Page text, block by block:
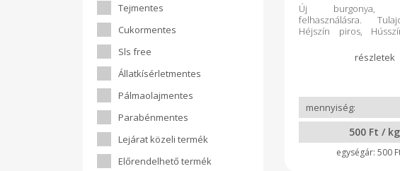
Tejmentes
Cukormentes
Sls free
Állatkísérletmentes
Pálmaolajmentes
Parabénmentes
Lejárat közeli termék
Előrendelhető termék
Új burgonya,
felhasználásra.
Héjszín piros,
500 Ft / kg
500